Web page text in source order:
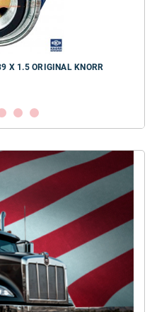
X 1.5 ORIGINAL KNORR